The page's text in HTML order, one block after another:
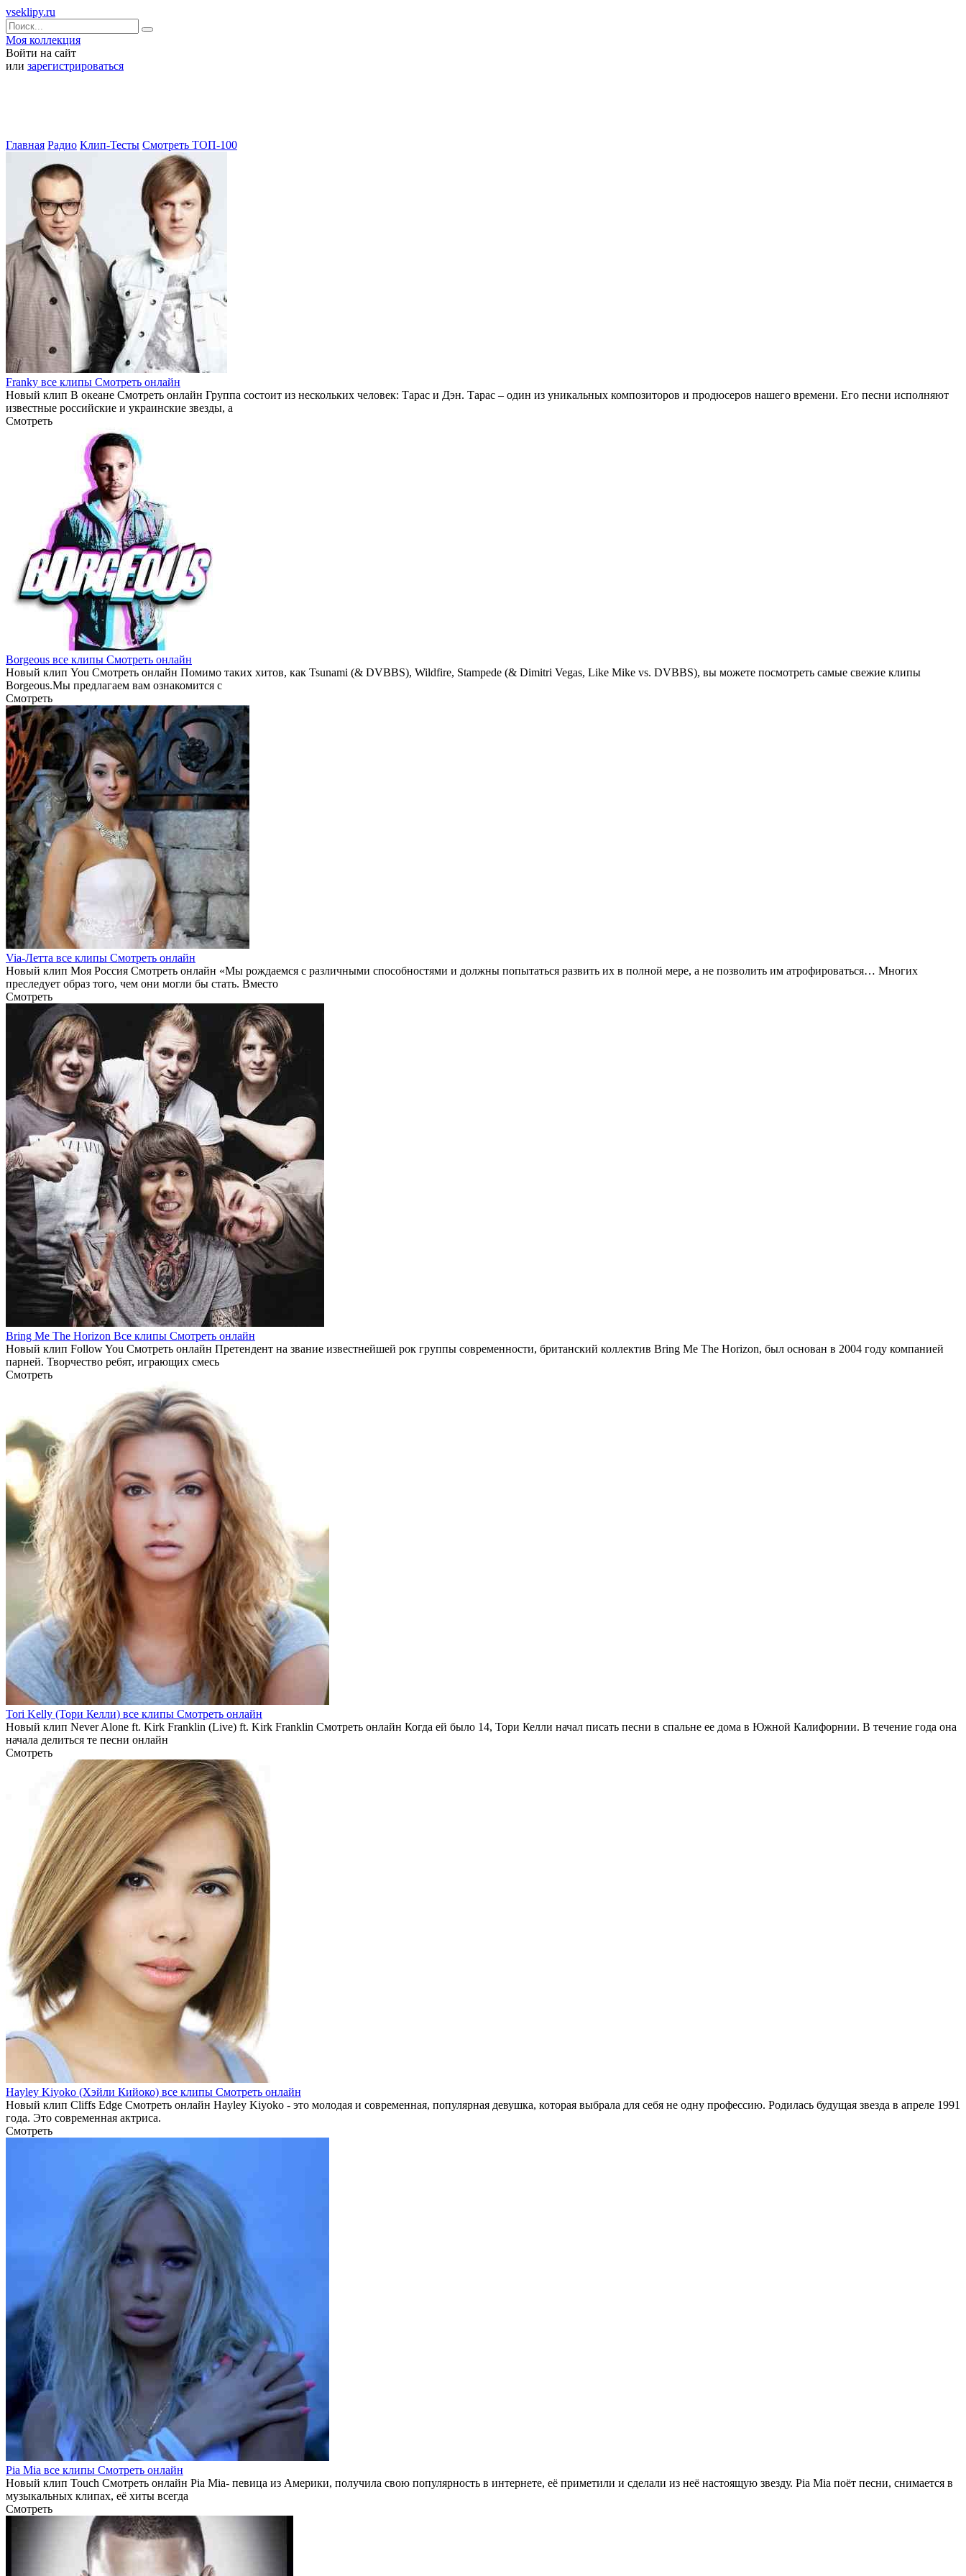
vseklipy.ru
Моя коллекция
Войти на сайт
или зарегистрироваться
Главная Радио Клип-Тесты Смотреть ТОП-100
Franky все клипы Смотреть онлайн
Новый клип В океане Смотреть онлайн Группа состоит из нескольких человек: Тарас и Дэн. Тарас – один из уникальных композиторов и продюсеров нашего времени. Его песни исполняют
известные российские и украинские звезды, а
Смотреть
Borgeous все клипы Смотреть онлайн
Новый клип You Смотреть онлайн Помимо таких хитов, как Tsunami (& DVBBS), Wildfire, Stampede (& Dimitri Vegas, Like Mike vs. DVBBS), вы можете посмотреть самые свежие клипы
Borgeous.Мы предлагаем вам ознакомится с
Смотреть
Via-Летта все клипы Смотреть онлайн
Новый клип Моя Россия Смотреть онлайн «Мы рождаемся с различными способностями и должны попытаться развить их в полной мере, а не позволить им атрофироваться… Многих
преследует образ того, чем они могли бы стать. Вместо
Смотреть
Bring Me The Horizon Все клипы Смотреть онлайн
Новый клип Follow You Смотреть онлайн Претендент на звание известнейшей рок группы современности, британский коллектив Bring Me The Horizon, был основан в 2004 году компанией
парней. Творчество ребят, играющих смесь
Смотреть
Tori Kelly (Тори Келли) все клипы Смотреть онлайн
Новый клип Never Alone ft. Kirk Franklin (Live) ft. Kirk Franklin Смотреть онлайн Когда ей было 14, Тори Келли начал писать песни в спальне ее дома в Южной Калифорнии. В течение года она
начала делиться те песни онлайн
Смотреть
Hayley Kiyoko (Хэйли Кийоко) все клипы Смотреть онлайн
Новый клип Cliffs Edge Смотреть онлайн Hayley Kiyoko - это молодая и современная, популярная девушка, которая выбрала для себя не одну профессию. Родилась будущая звезда в апреле 1991
года. Это современная актриса.
Смотреть
Pia Mia все клипы Смотреть онлайн
Новый клип Touch Смотреть онлайн Pia Mia- певица из Америки, получила свою популярность в интернете, её приметили и сделали из неё настоящую звезду. Pia Mia поёт песни, снимается в
музыкальных клипах, её хиты всегда
Смотреть